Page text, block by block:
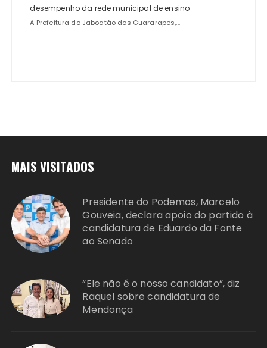
desempenho da rede municipal de ensino
A Prefeitura do Jaboatão dos Guararapes,...
MAIS VISITADOS
Presidente do Podemos, Marcelo
Gouveia, declara apoio do partido à
candidatura de Eduardo da Fonte
ao Senado
“Ele não é o nosso candidato”, diz
Raquel sobre candidatura de
Mendonça